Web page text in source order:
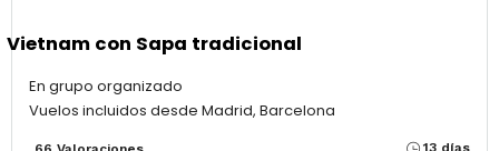
Vietnam con Sapa tradicional
En grupo organizado
Vuelos incluidos desde Madrid, Barcelona